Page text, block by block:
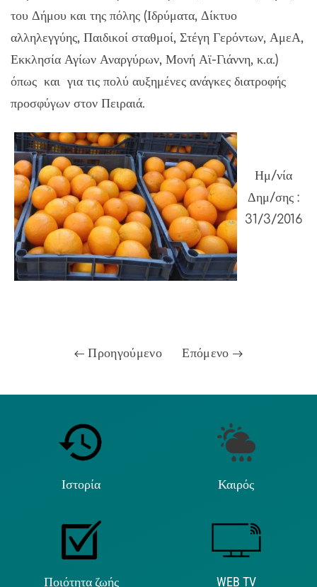
του Δήμου και της πόλης (Ιδρύματα, Δίκτυο
αλληλεγγύης, Παιδικοί σταθμοί, Στέγη Γερόντων, ΑμεΑ,
Εκκλησία Αγίων Αναργύρων, Μονή Αϊ-Γιάννη, κ.α.)
όπως και για τις πολύ αυξημένες ανάγκες διατροφής
προσφύγων στον Πειραιά.
Ημ/νία
Δημ/σης :
31/3/2016
Προηγούμενο Επόμενο
Ιστορία Καιρός
Ποιότητα ζωής WEB TV